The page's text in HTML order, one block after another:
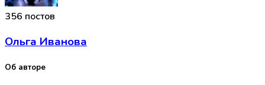
356 постов
Ольга Иванова
Об авторе